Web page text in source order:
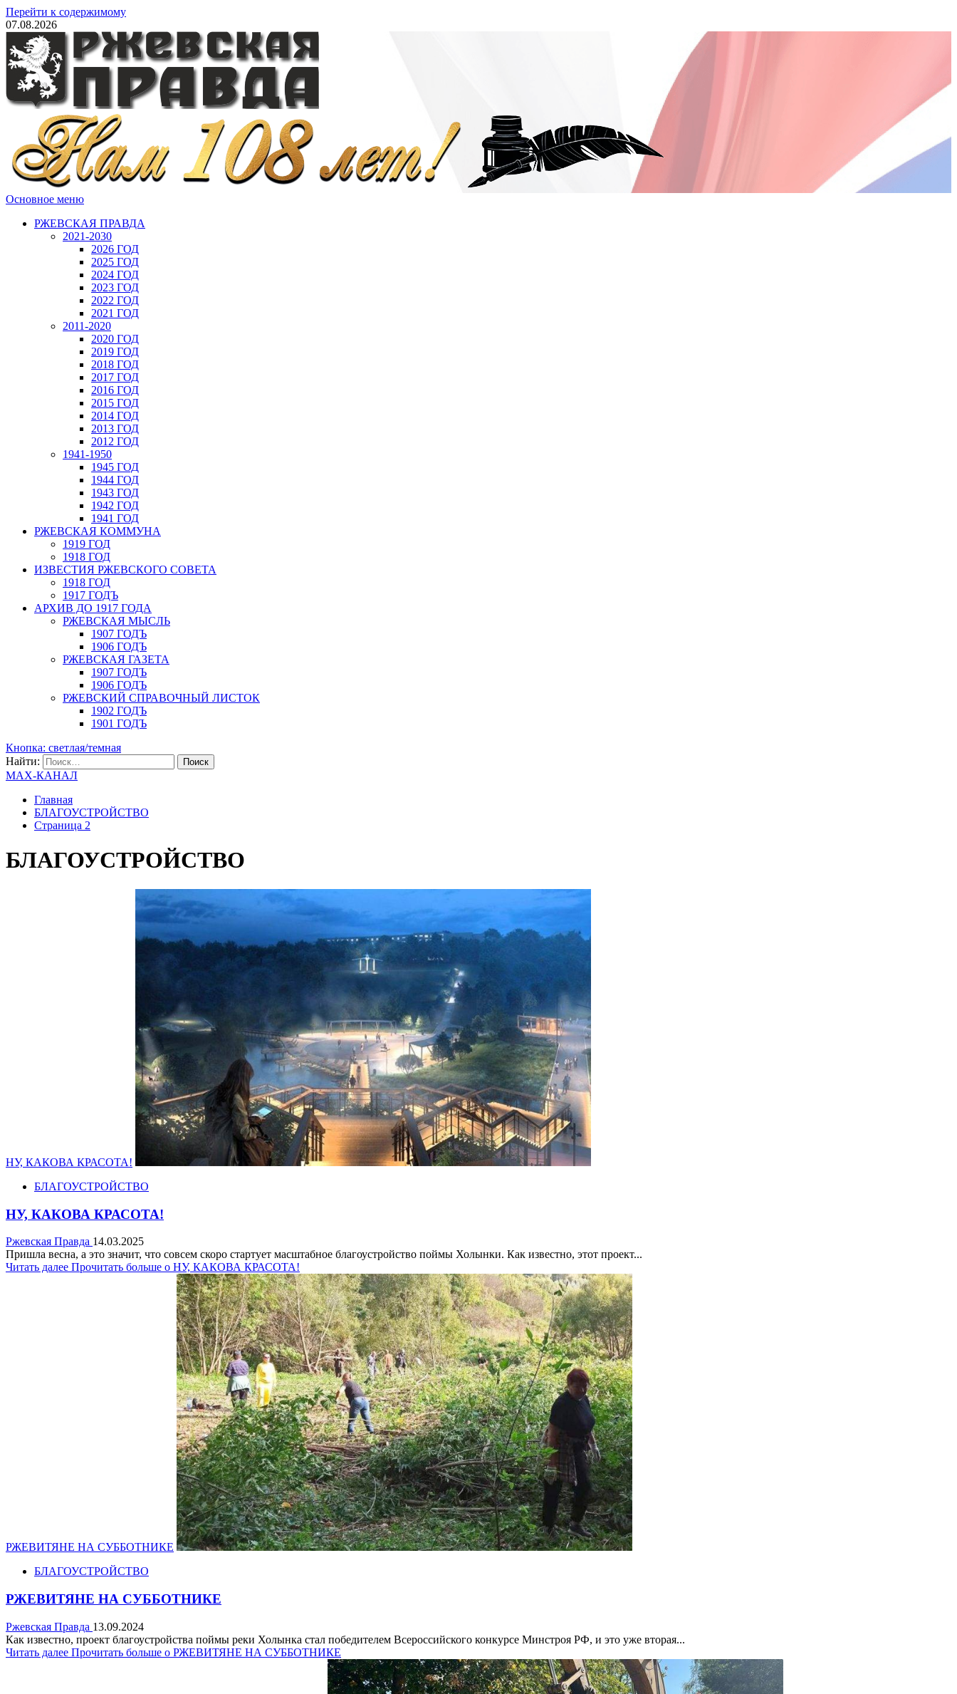
Перейти к содержимому
07.08.2026
Основное меню
РЖЕВСКАЯ ПРАВДА
2021-2030
2026 ГОД
2025 ГОД
2024 ГОД
2023 ГОД
2022 ГОД
2021 ГОД
2011-2020
2020 ГОД
2019 ГОД
2018 ГОД
2017 ГОД
2016 ГОД
2015 ГОД
2014 ГОД
2013 ГОД
2012 ГОД
1941-1950
1945 ГОД
1944 ГОД
1943 ГОД
1942 ГОД
1941 ГОД
РЖЕВСКАЯ КОММУНА
1919 ГОД
1918 ГОД
ИЗВЕСТИЯ РЖЕВСКОГО СОВЕТА
1918 ГОД
1917 ГОДЪ
АРХИВ ДО 1917 ГОДА
РЖЕВСКАЯ МЫСЛЬ
1907 ГОДЪ
1906 ГОДЪ
РЖЕВСКАЯ ГАЗЕТА
1907 ГОДЪ
1906 ГОДЪ
РЖЕВСКИЙ СПРАВОЧНЫЙ ЛИСТОК
1902 ГОДЪ
1901 ГОДЪ
Кнопка: светлая/темная
Найти:
MAX-КАНАЛ
Главная
БЛАГОУСТРОЙСТВО
Страница 2
БЛАГОУСТРОЙСТВО
НУ, КАКОВА КРАСОТА!
БЛАГОУСТРОЙСТВО
НУ, КАКОВА КРАСОТА!
Ржевская Правда 14.03.2025
Пришла весна, а это значит, что совсем скоро стартует масштабное благоустройство поймы Холынки. Как известно, этот проект...
Читать далее Прочитать больше о НУ, КАКОВА КРАСОТА!
РЖЕВИТЯНЕ НА СУББОТНИКЕ
БЛАГОУСТРОЙСТВО
РЖЕВИТЯНЕ НА СУББОТНИКЕ
Ржевская Правда 13.09.2024
Как известно, проект благоустройства поймы реки Холынка стал победителем Всероссийского конкурсе Минстроя РФ, и это уже вторая...
Читать далее Прочитать больше о РЖЕВИТЯНЕ НА СУББОТНИКЕ